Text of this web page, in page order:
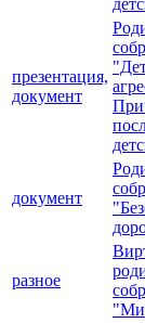
презентация,
документ
документ
разное